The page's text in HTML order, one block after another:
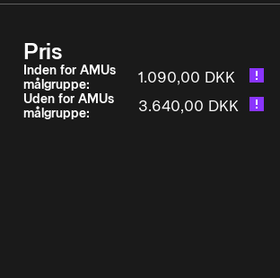
Pris
Inden for AMUs
målgruppe:
1.090,00 DKK
Uden for AMUs
målgruppe:
3.640,00 DKK